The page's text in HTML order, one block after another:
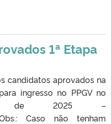
1ª Etapa
candidatos aprovados na
ingresso no PPGV no
de 2025 –
Caso não tenham